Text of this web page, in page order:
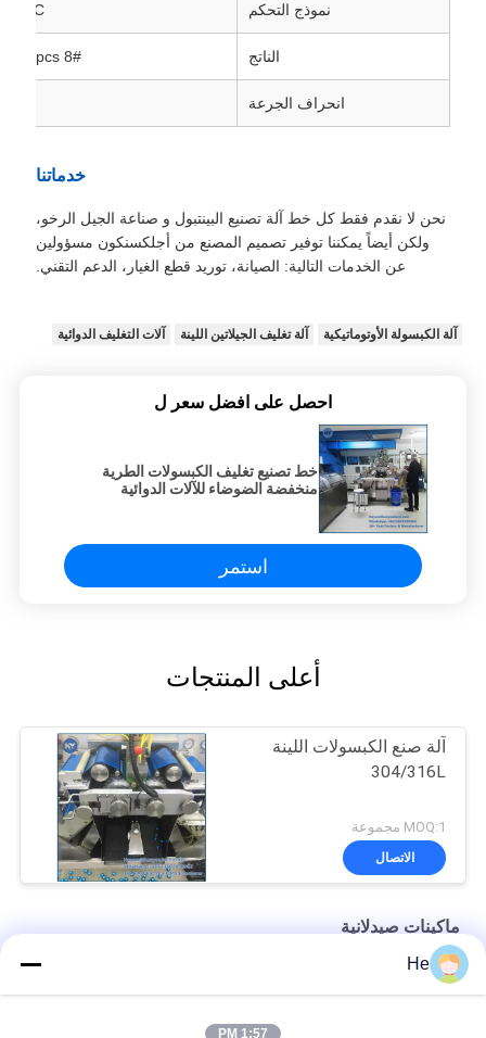
نموذج التحكم PLC + شاشة لمسة
الناتج 8# OA115,440pcs/ساعة
انحراف الجرعة
خدماتنا
نحن لا نقدم فقط كل خط آلة تصنيع البينتبول و صناعة الجيل الرخو،
ولكن أيضاً يمكننا توفير تصميم المصنع من أجلكسنكون مسؤولين
عن الخدمات التالية: الصيانة، توريد قطع الغيار، الدعم التقني.
آلة الكبسولة الأوتوماتيكية آلة تغليف الجيلاتين اللينة آلات التغليف الدوائية
احصل على افضل سعر ل
خط تصنيع تغليف الكبسولات الطرية
منخفضة الضوضاء للآلات الدوائية
استمر
أعلى المنتجات
آلة صنع الكبسولات اللينة
304/316L
MOQ:1 مجموعة
الاتصال
ماكينات صيدلانية
آلة تغليف كبسولات كرات الطلاء فارما
He
1:57 PM